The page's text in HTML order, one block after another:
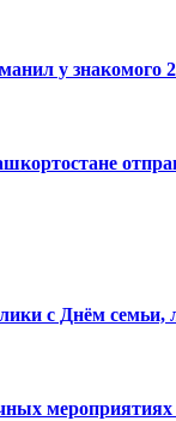
у знакомого
с Днём семьи,